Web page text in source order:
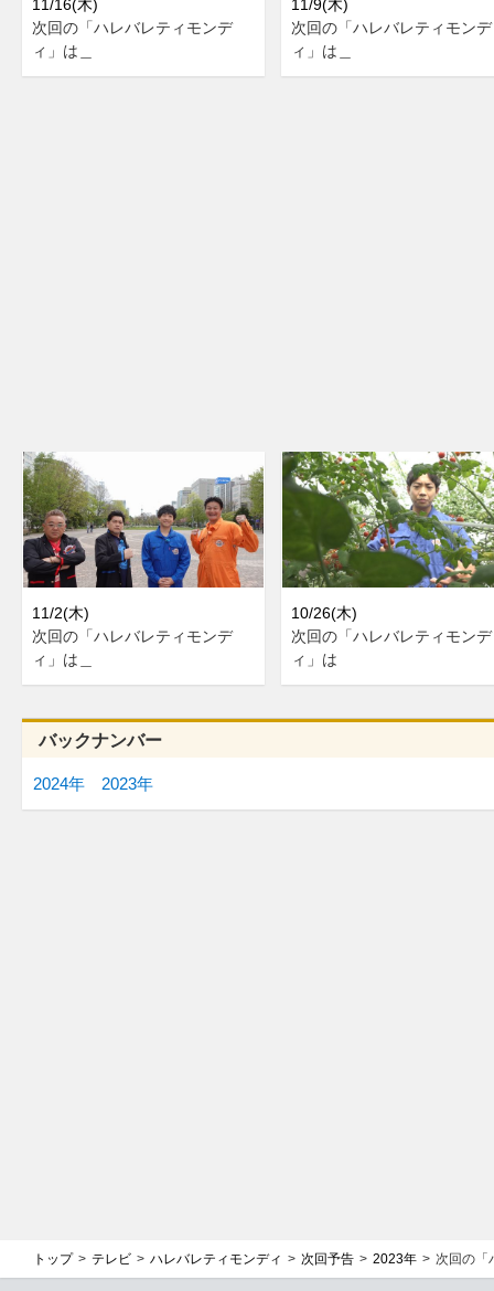
11/16(木)
次回の「ハレバレティモンデ
ィ」は＿
11/9(木)
次回の「ハレバレティモンデ
ィ」は＿
11/2(木)
次回の「ハレバレティモンデ
ィ」は＿
10/26(木)
次回の「ハレバレティモンデ
ィ」は
バックナンバー
2024年 2023年
トップ テレビ ハレバレティモンディ 次回予告 2023年 次回の「